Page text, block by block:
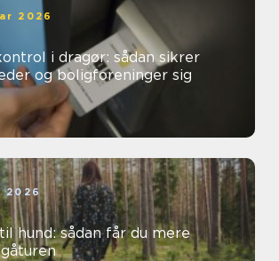
2026
i dragør: sådan sikrer
og boligforeninger sig
2026
hund: sådan får du mere